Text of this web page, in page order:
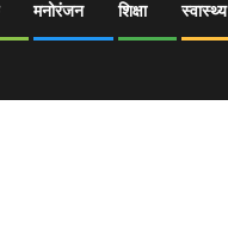
मनोरंजन शिक्षा स्वास्थ्य